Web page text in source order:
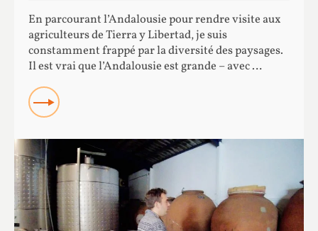
En parcourant l’Andalousie pour rendre visite aux
agriculteurs de Tierra y Libertad, je suis
constamment frappé par la diversité des paysages.
Il est vrai que l’Andalousie est grande – avec …
Read more about Pedro Castellar de la Frontera